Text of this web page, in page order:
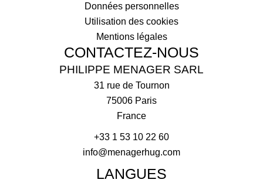
Données personnelles
Utilisation des cookies
Mentions légales
CONTACTEZ-NOUS
PHILIPPE MENAGER SARL
31 rue de Tournon
75006 Paris
France
+33 1 53 10 22 60
info@menagerhug.com
LANGUES